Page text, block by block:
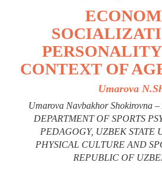
CONTEXT OF
Umarova
Umarova Navbakhor Shokirovna –
DEPARTMENT OF SPORTS
PEDAGOGY, UZBEK STATE
PHYSICAL CULTURE AND
REPUBLIC OF